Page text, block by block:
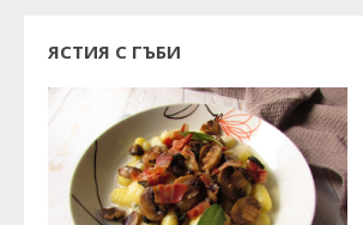
ЯСТИЯ С ГЪБИ